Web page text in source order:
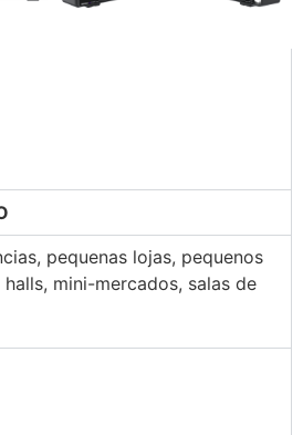
pequenas lojas, pequenos
mini-mercados, salas de